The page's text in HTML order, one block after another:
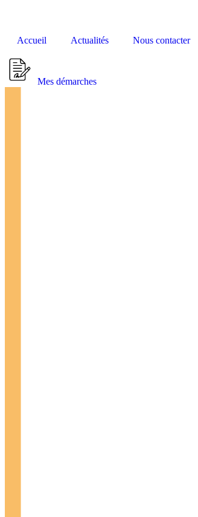
Accueil Actualités Nous contacter
Mes démarches